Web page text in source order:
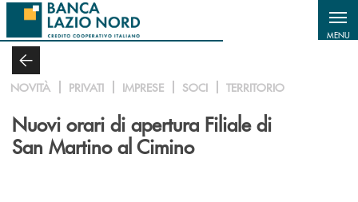
Salta al contenuto principale
MENU
NOVITÀ PRIVATI IMPRESE SOCI TERRITORIO
Nuovi orari di apertura Filiale di
San Martino al Cimino